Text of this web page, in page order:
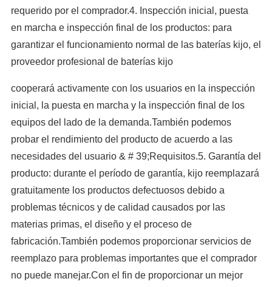
requerido por el comprador.4. Inspección inicial, puesta
en marcha e inspección final de los productos: para
garantizar el funcionamiento normal de las baterías kijo, el
proveedor profesional de baterías kijo
cooperará activamente con los usuarios en la inspección
inicial, la puesta en marcha y la inspección final de los
equipos del lado de la demanda.También podemos
probar el rendimiento del producto de acuerdo a las
necesidades del usuario & # 39;Requisitos.5. Garantía del
producto: durante el período de garantía, kijo reemplazará
gratuitamente los productos defectuosos debido a
problemas técnicos y de calidad causados por las
materias primas, el diseño y el proceso de
fabricación.También podemos proporcionar servicios de
reemplazo para problemas importantes que el comprador
no puede manejar.Con el fin de proporcionar un mejor